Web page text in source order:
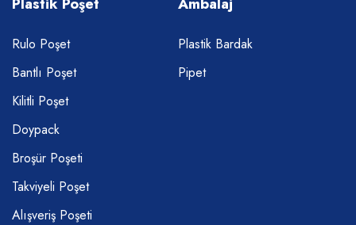
Rulo Poşet
Bantlı Poşet
Kilitli Poşet
Doypack
Broşür Poşeti
Takviyeli Poşet
Alışveriş Poşeti
Plastik Bardak
Pipet